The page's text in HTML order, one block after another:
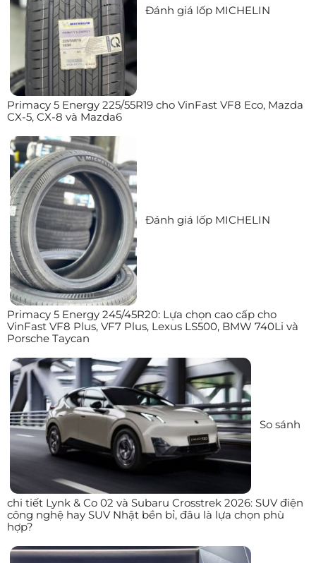
Đánh giá lốp MICHELIN
Primacy 5 Energy 225/55R19 cho VinFast VF8 Eco, Mazda
CX-5, CX-8 và Mazda6
Đánh giá lốp MICHELIN
Primacy 5 Energy 245/45R20: Lựa chọn cao cấp cho
VinFast VF8 Plus, VF7 Plus, Lexus LS500, BMW 740Li và
Porsche Taycan
So sánh
chi tiết Lynk & Co 02 và Subaru Crosstrek 2026: SUV điện
công nghệ hay SUV Nhật bền bỉ, đâu là lựa chọn phù
hợp?